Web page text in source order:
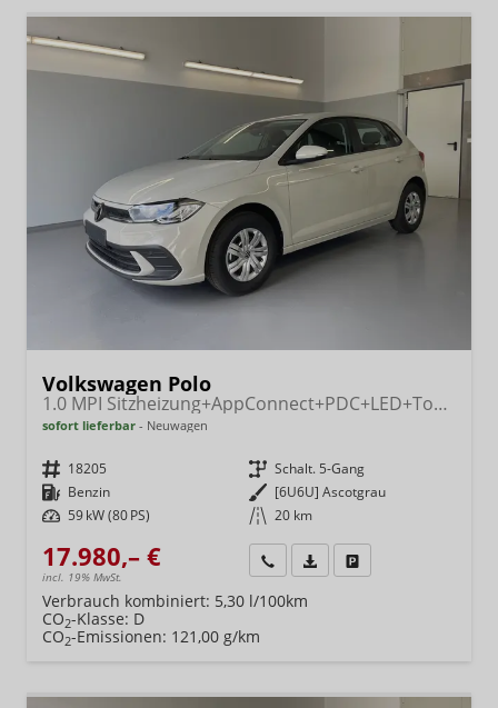
Volkswagen Polo
1.0 MPI Sitzheizung+AppConnect+PDC+LED+Touch+Lichtsensor+MultiLenkrad
sofort lieferbar Neuwagen
Fahrzeugnr. 18205 Getriebe Schalt. 5-Gang
Kraftstoff Benzin Außenfarbe [6U6U] Ascotgrau
Leistung 59 kW (80 PS) Kilometerstand 20 km
17.980,– €
incl. 19% MwSt.
Wir rufen Sie anFahrzeugexposé (PDF)
Verbrauch kombiniert: 5,30 l/100km
CO2-Klasse: D
CO2-Emissionen: 121,00 g/km